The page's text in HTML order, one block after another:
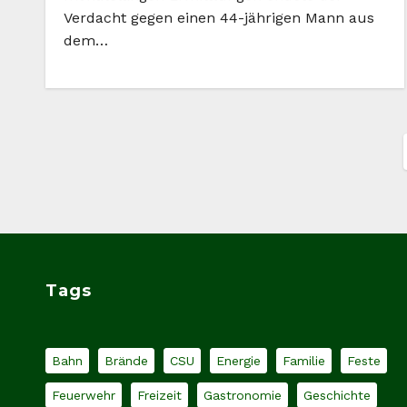
Verdacht gegen einen 44-jährigen Mann aus
dem…
Tags
Bahn Brände CSU Energie Familie Feste
Feuerwehr Freizeit Gastronomie Geschichte